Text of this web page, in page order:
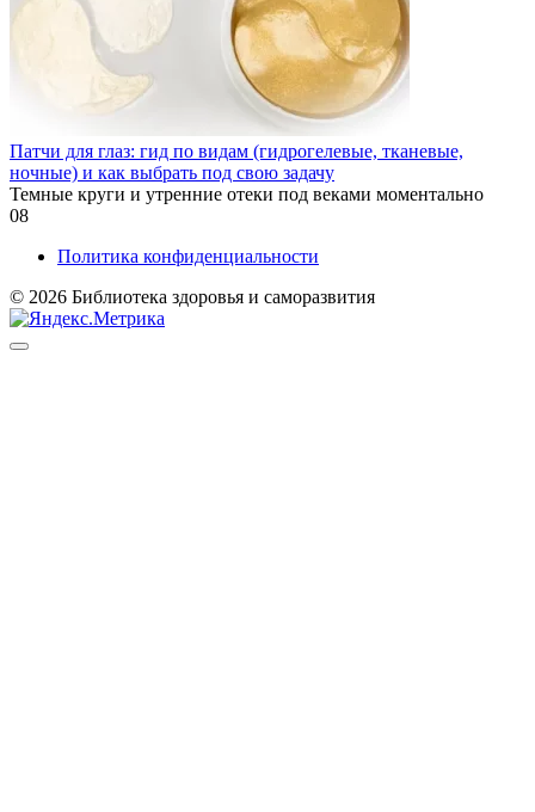
Патчи для глаз: гид по видам (гидрогелевые, тканевые,
ночные) и как выбрать под свою задачу
Темные круги и утренние отеки под веками моментально
08
Политика конфиденциальности
© 2026 Библиотека здоровья и саморазвития